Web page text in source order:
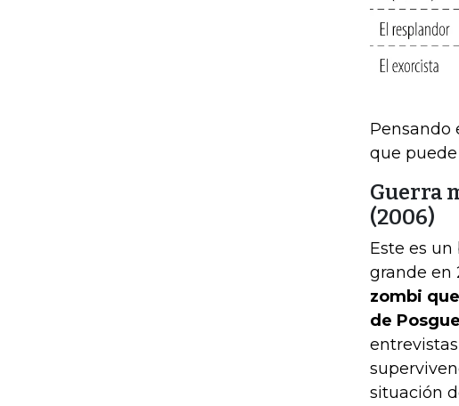
Pensando
que
Guerra
(2006)
Este es
grande en
zombi
de
situación